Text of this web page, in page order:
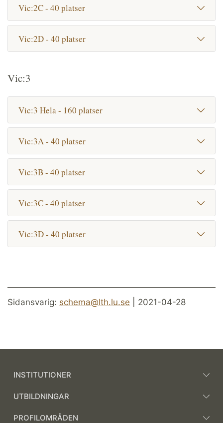
Vic:2C - 40 platser
Vic:2D - 40 platser
Vic:3
Vic:3 Hela - 160 platser
Vic:3A - 40 platser
Vic:3B - 40 platser
Vic:3C - 40 platser
Vic:3D - 40 platser
Sidansvarig: schema@lth.lu.se | 2021-04-28
INSTITUTIONER
UTBILDNINGAR
PROFILOMRÅDEN